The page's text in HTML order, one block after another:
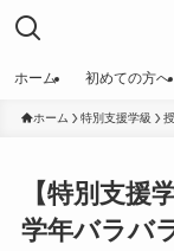
ホーム 初めての方へ
ホーム 特別支援学級
【特別支援
学年バラバ